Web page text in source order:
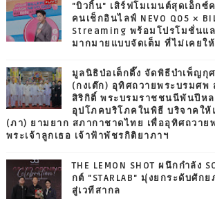
"บิวกิ้น" เสิร์ฟโมเมนต์สุดเอ็ก
คนเช็กอินไลฟ์ NEVO Q05 ×
Streaming พร้อมโปรโมชั่นแล
มากมายแบบจัดเต็ม ที่ไม่เคยใ
มูลนิธิป่อเต็กตึ๊ง จัดพิธีบำเพ็ญ
(กงเต๊ก) อุทิศถวายพระบรมศพ
สิริกิติ์ พระบรมราชชนนีพันปีหล
อุปโภคบริโภคในพิธี บริจาคให้
(ภา) ยามยาก สภากาชาดไทย เพื่ออุทิศถวาย
พระเจ้าลูกเธอ เจ้าฟ้าพัชรกิติยาภาฯ
THE LEMON SHOT ผนึกกำลัง
กต์ "STARLAB" มุ่งยกระดับศัก
สู่เวทีสากล